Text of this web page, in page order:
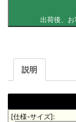
説明
[仕様-サイズ]: